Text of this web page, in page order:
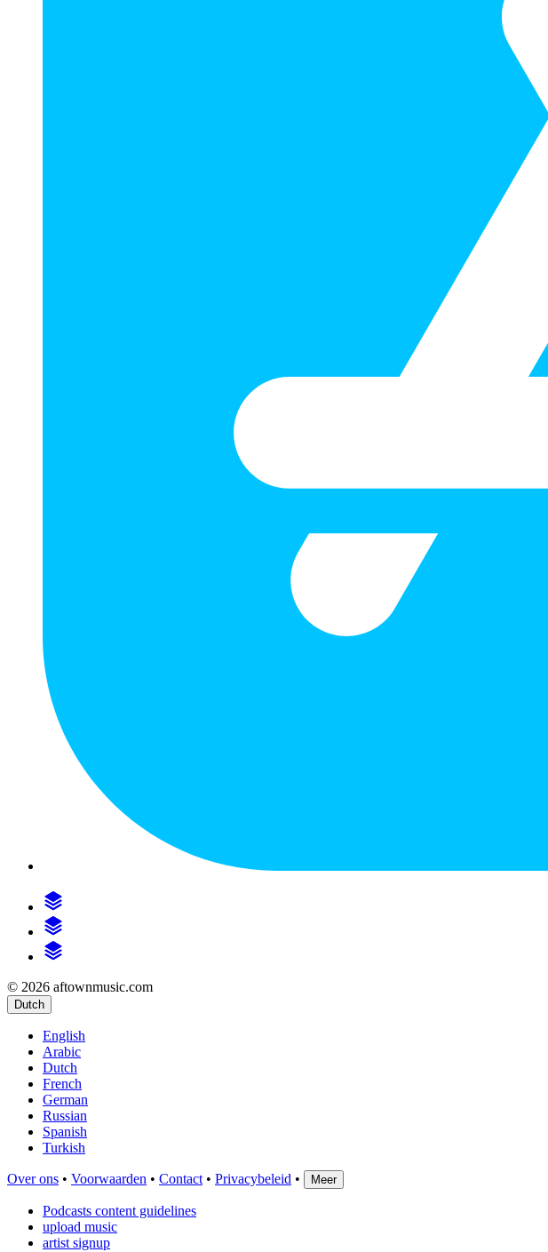
© 2026 aftownmusic.com
Dutch
English
Arabic
Dutch
French
German
Russian
Spanish
Turkish
Over ons • Voorwaarden • Contact • Privacybeleid • Meer
Podcasts content guidelines
upload music
artist signup